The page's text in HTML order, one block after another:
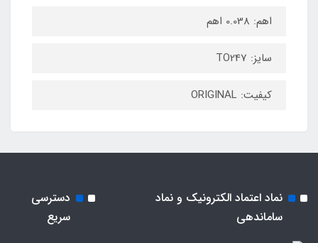
اهم: 0.038 اهم
سایز: TO247
کیفیت: ORIGINAL
نماد اعتماد الکترونیک و نماد
ساماندهی
دسترسی
سریع